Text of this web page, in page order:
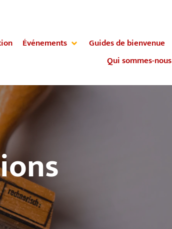
Événements
Guides de bienvenue
Qui sommes-